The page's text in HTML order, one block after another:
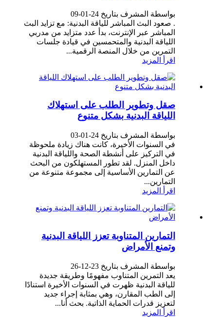
بواسطة المشرف بتاريخ 24-01-09
. صعود البث المباشر للياقة البدنية: مع تزايد البث
المباشر عبر الإنترنت، بدأ عدد متزايد من مدربي
اللياقة البدنية والمتحمسين في قيادة جلسات
التمرين من خلال المنصة الرقمية...
اقرأ المزيد
صقل وتطوير الطلب على استهلاك
اللياقة البدنية بشكل متنوع
بواسطة المشرف بتاريخ 24-01-03
في السنوات الأخيرة، كانت هناك زيادة ملحوظة
في التركيز على أنشطة الصحة واللياقة البدنية
داخل المنزل. لقد تطور المستهلكون من البحث
عن التمارين الأساسية إلى مجموعة متنوعة من
التمارين...
اقرأ المزيد
التمارين المتناوبة تعزز اللياقة البدنية
وتمنع الأمراض
بواسطة المشرف بتاريخ 23-12-26
يعد التمرين المتناوب مفهومًا وطريقة جديدة
للياقة البدنية ظهرت في السنوات الأخيرة استنادًا
إلى الطب المقارن، وهي بمثابة إجراء جديد
لتعزيز قدرات الحماية الذاتية. بحث أنا...
اقرأ المزيد